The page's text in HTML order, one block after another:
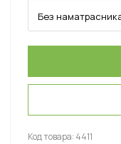
Код товара: 4411